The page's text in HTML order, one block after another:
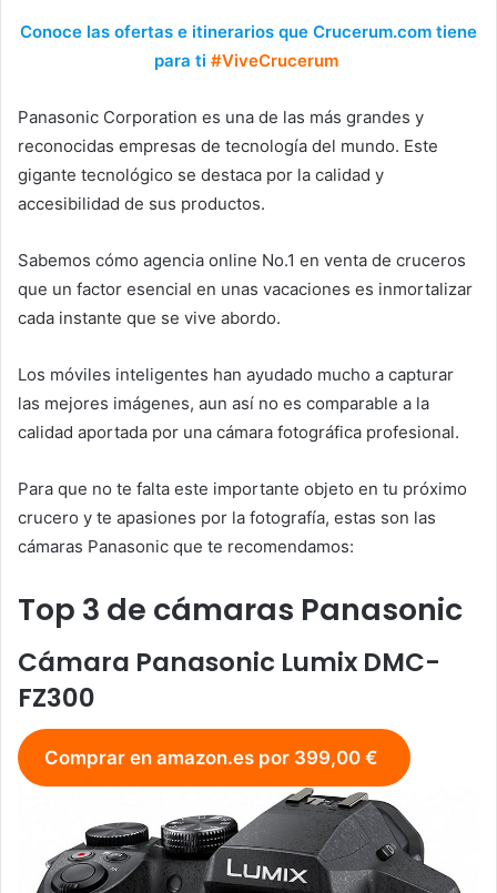
Conoce las ofertas e itinerarios que Crucerum.com tiene
para ti #ViveCrucerum
Panasonic Corporation es una de las más grandes y
reconocidas empresas de tecnología del mundo. Este
gigante tecnológico se destaca por la calidad y
accesibilidad de sus productos.
Sabemos cómo agencia online No.1 en venta de cruceros
que un factor esencial en unas vacaciones es inmortalizar
cada instante que se vive abordo.
Los móviles inteligentes han ayudado mucho a capturar
las mejores imágenes, aun así no es comparable a la
calidad aportada por una cámara fotográfica profesional.
Para que no te falta este importante objeto en tu próximo
crucero y te apasiones por la fotografía, estas son las
cámaras Panasonic que te recomendamos:
Top 3 de cámaras Panasonic
Cámara Panasonic Lumix DMC-
FZ300
Comprar en amazon.es por 399,00 €